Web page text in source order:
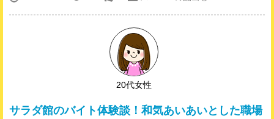
20代女性
サラダ館のバイト体験談！和気あいあいとした職場